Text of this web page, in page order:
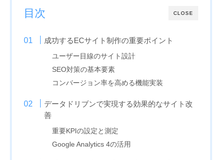
CLOSE
目次
成功するECサイト制作の重要ポイント
ユーザー目線のサイト設計
SEO対策の基本要素
コンバージョン率を高める機能実装
データドリブンで実現する効果的なサイト改
善
重要KPIの設定と測定
Google Analytics 4の活用